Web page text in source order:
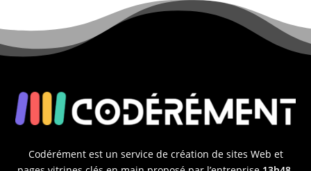
Codérément est un service de création de sites Web et